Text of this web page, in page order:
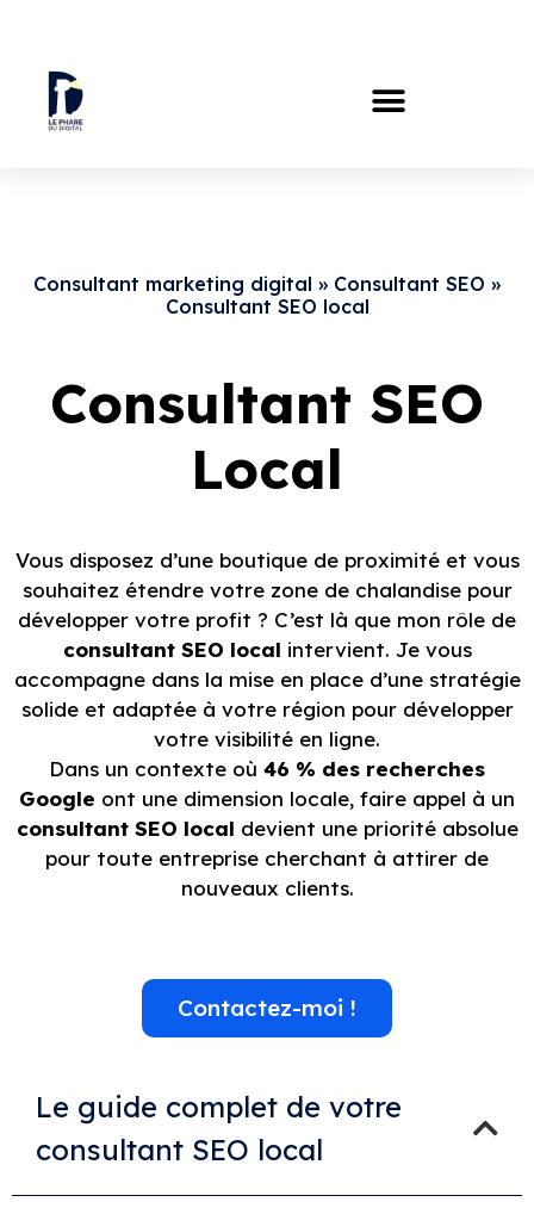
Consultant marketing digital » Consultant SEO »
Consultant SEO local
Consultant SEO
Local
Vous disposez d’une boutique de proximité et vous
souhaitez étendre votre zone de chalandise pour
développer votre profit ? C’est là que mon rôle de
consultant SEO local intervient. Je vous
accompagne dans la mise en place d’une stratégie
solide et adaptée à votre région pour développer
votre visibilité en ligne.
Dans un contexte où 46 % des recherches
Google ont une dimension locale, faire appel à un
consultant SEO local devient une priorité absolue
pour toute entreprise cherchant à attirer de
nouveaux clients.
Contactez-moi !
Le guide complet de votre
consultant SEO local